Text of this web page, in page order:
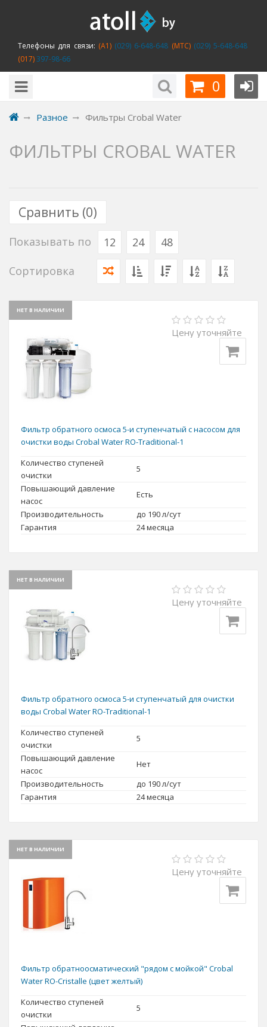
Телефоны для связи: (A1)(029) 6-648-648 (MTC)(029) 5-648-648
(017)397-98-66
0
Разное Фильтры Crobal Water
ФИЛЬТРЫ CROBAL WATER
Сравнить (0)
Показывать по 12 24 48
Сортировка
НЕТ В НАЛИЧИИ
Цену уточняйте
Фильтр обратного осмоса 5-и ступенчатый с насосом для
очистки воды Crobal Water RO-Traditional-1
Количество ступеней
очистки
5
Повышающий давление
насос
Есть
Производительность
до 190 л/сут
Гарантия
24 месяца
НЕТ В НАЛИЧИИ
Цену уточняйте
Фильтр обратного осмоса 5-и ступенчатый для очистки
воды Crobal Water RO-Traditional-1
Количество ступеней
очистки
5
Повышающий давление
насос
Нет
Производительность
до 190 л/сут
Гарантия
24 месяца
НЕТ В НАЛИЧИИ
Цену уточняйте
Фильтр обратноосматический "рядом с мойкой" Crobal
Water RO-Cristalle (цвет желтый)
Количество ступеней
очистки
5